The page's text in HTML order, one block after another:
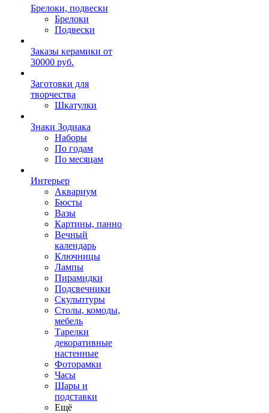
Брелоки, подвески
Брелоки
Подвески
Заказы керамики от
30000 руб.
Заготовки для
творчества
Шкатулки
Знаки Зодиака
Наборы
По годам
По месяцам
Интерьер
Аквариум
Бюсты
Вазы
Картины, панно
Вечный
календарь
Ключницы
Лампы
Пирамидки
Подсвечники
Скульптуры
Столы, комоды,
мебель
Тарелки
декоративные
настенные
Фоторамки
Часы
Шары и
подставки
Ещё